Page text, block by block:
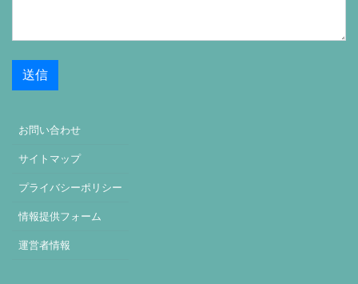
お問い合わせ
サイトマップ
プライバシーポリシー
情報提供フォーム
運営者情報